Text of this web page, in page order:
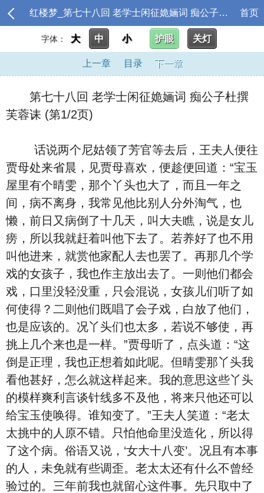
红楼梦_第七十八回 老学士闲征姽婳词 痴公子杜撰芙蓉诔 首页
字体： 大 中 小 护眼 关灯
上一章 目录 下一章
第七十八回 老学士闲征姽婳词 痴公子杜撰
芙蓉诔 (第1/2页)
话说两个尼姑领了芳官等去后，王夫人便往
贾母处来省晨，见贾母喜欢，便趁便回道：“宝玉
屋里有个晴雯，那个丫头也大了，而且一年之
间，病不离身，我常见他比别人分外淘气，也
懒，前日又病倒了十几天，叫大夫瞧，说是女儿
痨，所以我就赶着叫他下去了。若养好了也不用
叫他进来，就赏他家配人去也罢了。再那几个学
戏的女孩子，我也作主放出去了。一则他们都会
戏，口里没轻没重，只会混说，女孩儿们听了如
何使得？二则他们既唱了会子戏，白放了他们，
也是应该的。况丫头们也太多，若说不够使，再
挑上几个来也是一样。”贾母听了，点头道：“这
倒是正理，我也正想着如此呢。但晴雯那丫头我
看他甚好，怎么就这样起来。我的意思这些丫头
的模样爽利言谈针线多不及他，将来只他还可以
给宝玉使唤得。谁知变了。”王夫人笑道：“老太
太挑中的人原不错。只怕他命里没造化，所以得
了这个病。俗语又说，‘女大十八变’。况且有本事
的人，未免就有些调歪。老太太还有什么不曾经
验过的。三年前我也就留心这件事。先只取中了